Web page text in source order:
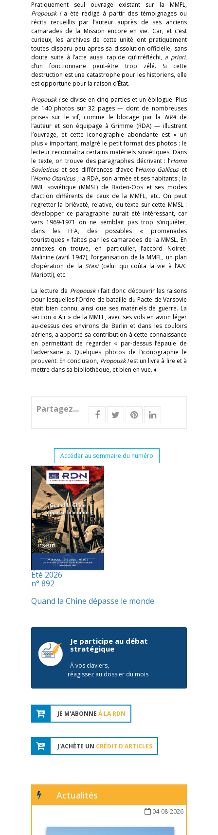
Pratiquement seul ouvrage existant sur la MMFL,
Propousk ! a été rédigé à partir des témoignages ou
récits recueillis par l’auteur auprès de ses anciens
camarades de la Mission encore en vie. Car, et c’est
curieux, les archives de cette unité ont pratiquement
toutes disparu peu après sa dissolution officielle, sans
doute suite à l’acte aussi rapide qu’irréfléchi, a priori,
d’un fonctionnaire peut-être trop zélé. Si cette
destruction est une catastrophe pour les historiens, elle
est opportune pour la raison d’État.
Propousk !se divise en cinq parties et un épilogue. Plus
de 140 photos sur 32 pages — dont de nombreuses
prises sur le vif, comme le blocage par la NVA de
l’auteur et son équipage à Grimme (RDA) — illustrent
l’ouvrage, et cette iconographie abondante est « un
plus » important, malgré le petit format des photos : le
lecteur reconnaîtra certains matériels soviétiques. Dans
le texte, on trouve des paragraphes décrivant : l’Homo
Sovieticus et ses différences d’avec l’Homo Gallicus et
l’Homo Otanicus ; la RDA, son armée et ses habitants ; la
MML soviétique (MMSL) de Baden-Oos et ses modes
d’action différents de ceux de la MMFL, etc. On peut
regretter la brièveté, relative, du texte sur cette MMSL :
développer ce paragraphe aurait été intéressant, car
vers 1969-1971 on ne semblait pas trop s’inquiéter,
dans les FFA, des possibles « promenades
touristiques » faites par les camarades de la MMSL. En
annexes on trouve, en particulier, l’accord Noiret-
Malinine (avril 1947), l’organisation de la MMFL, un plan
d’opération de la Stasi (celui qui coûta la vie à l’A/C
Mariotti), etc.
La lecture de Propousk !fait donc découvrir les raisons
pour lesquelles l’Ordre de bataille du Pacte de Varsovie
était bien connu, ainsi que ses matériels de guerre. La
section « Air » de la MMFL, avec ses vols en avion léger
au-dessus des environs de Berlin et dans les couloirs
aériens, a apporté sa contribution à cette connaissance
en permettant de regarder « par-dessus l’épaule de
l’adversaire ». Quelques photos de l’iconographie le
prouvent. En conclusion, Propousk !est un livre à lire et à
mettre dans sa bibliothèque, et bien en vue. ♦
Partagez...
Accéder au sommaire du numéro
Été 2026
n° 892
Quand la Chine dépasse le monde
Je participe au débat
stratégique
À vos claviers,
réagissez au dossier du mois
JE M'ABONNE À LA RDN
J'ACHÈTE UN CRÉDIT D'ARTICLES
Actualités
04-08-2026